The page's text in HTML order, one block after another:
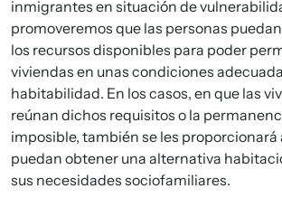
inmigrantes en situación de
promoveremos que las personas
los recursos disponibles para poder
viviendas en unas condiciones
habitabilidad. En los casos, en que las
reúnan dichos requisitos o la
imposible, también se les proporcionará
puedan obtener una alternativa
sus necesidades sociofamiliares.